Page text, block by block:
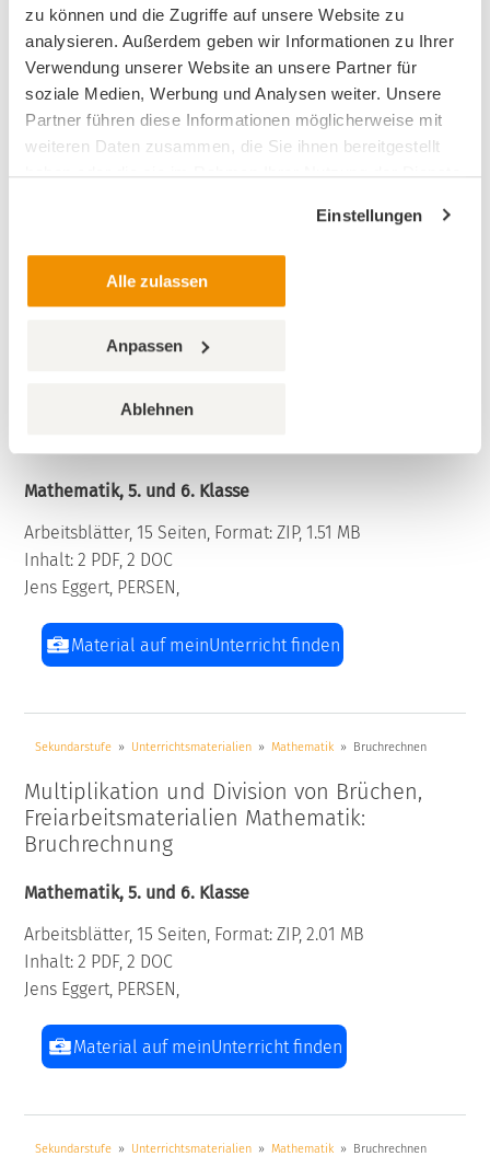
zu können und die Zugriffe auf unsere Website zu
analysieren. Außerdem geben wir Informationen zu Ihrer
Verwendung unserer Website an unsere Partner für
soziale Medien, Werbung und Analysen weiter. Unsere
Partner führen diese Informationen möglicherweise mit
weiteren Daten zusammen, die Sie ihnen bereitgestellt
haben oder die sie im Rahmen Ihrer Nutzung der Dienste
Einstellungen
Alle zulassen
Anpassen
Ablehnen
Bruchteile berechnen, Freiarbeitsmaterialien
Mathematik: Bruchrechnung
Mathematik, 5. und 6. Klasse
Arbeitsblätter, 15 Seiten, Format: ZIP, 2.09 MB
Inhalt: 2 PDF, 2 DOC
Sekundarstufe Unterrichtsmaterialien
Freiarbeitsmaterialien Mathematik:
Mathematik, 5. und 6. Klasse
Arbeitsblätter, 15 Seiten, Format: ZIP, 1.51 MB
Inhalt: 2 PDF, 2 DOC
Jens Eggert, PERSEN,
Material auf meinUnterricht finden
Sekundarstufe Unterrichtsmaterialien Mathematik Bruchrechnen
Multiplikation und Division von Brüchen,
Freiarbeitsmaterialien Mathematik:
Bruchrechnung
Mathematik, 5. und 6. Klasse
Arbeitsblätter, 15 Seiten, Format: ZIP, 2.01 MB
Inhalt: 2 PDF, 2 DOC
Jens Eggert, PERSEN,
Material auf meinUnterricht finden
Sekundarstufe Unterrichtsmaterialien Mathematik Bruchrechnen